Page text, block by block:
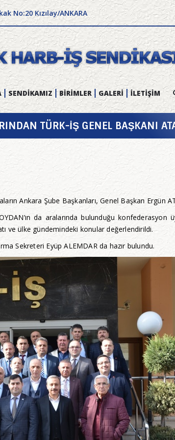
No:20 Kızılay/ANKARA
SENDİKAMIZ BİRİMLER GALERİ İLETİŞİM
TÜRK-İŞ GENEL BAŞKANI
Ankara Şube Başkanları, Genel Başkan Ergün
da aralarında bulunduğu
ve ülke gündemindeki konular değerlendirildi.
Sekreteri Eyüp ALEMDAR da hazır bulundu.